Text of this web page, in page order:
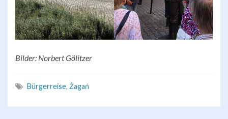
Bilder: Norbert Gölitzer
Bürgerreise, Żagań